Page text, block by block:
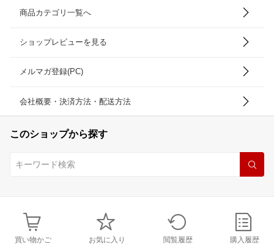
商品カテゴリ一覧へ
ショップレビューを見る
メルマガ登録(PC)
会社概要・決済方法・配送方法
このショップから探す
買い物かご お気に入り 閲覧履歴 購入履歴